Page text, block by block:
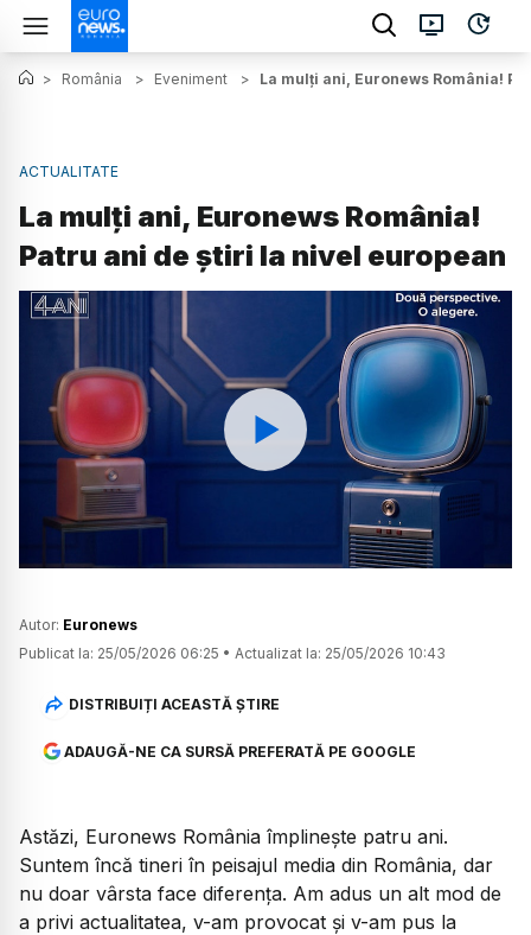
> România > Eveniment > La mulți ani, Euronews România!
ACTUALITATE
La mulți ani, Euronews România!
Patru ani de știri la nivel european
Watch
Autor: Euronews
Publicat la: 25/05/2026 06:25 • Actualizat la: 25/05/2026 10:43
DISTRIBUIȚI ACEASTĂ ȘTIRE
ADAUGĂ-NE CA SURSĂ PREFERATĂ PE GOOGLE
Astăzi, Euronews România împlinește patru ani.
Suntem încă tineri în peisajul media din România, dar
nu doar vârsta face diferența. Am adus un alt mod de
a privi actualitatea, v-am provocat și v-am pus la